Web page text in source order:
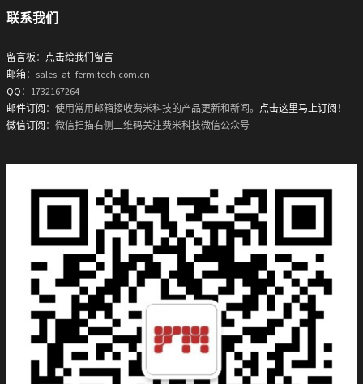
联系我们
留言板 ： 点击给我们留言
邮箱：sales_at_fermitech.com.cn
QQ ：1732167264
邮件订阅 ：使用常用邮箱接收费米科技的产品更新和新闻。 点击这里马上订阅！
微信订阅 ：微信扫描右侧二维码关注费米科技微信公众号